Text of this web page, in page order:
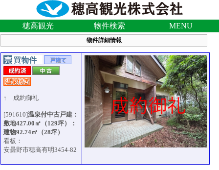
穂高観光 物件検索 MENU
物件詳細情報
↑ 成約御礼
[591610]温泉付中古戸建：
敷地427.00㎡（129坪）：
建物92.74㎡（28坪）
看板：
安曇野市穂高有明3454-82